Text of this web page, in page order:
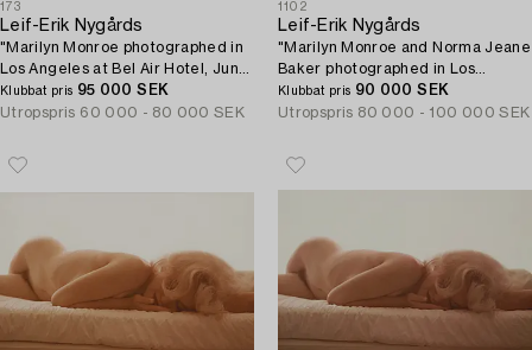
173
Leif-Erik Nygårds
"Marilyn Monroe photographed in
Los Angeles at Bel Air Hotel, June
27th 1962".
Klubbat pris 95 000 SEK
Utropspris 60 000 - 80 000 SEK
1102
Leif-Erik Nygårds
"Marilyn Monroe and Norma Jeane
Baker photographed in Los
Angeles at Bel Air Hotel, June
27th 1962".
Klubbat pris 90 000 SEK
Utropspris 80 000 - 100 000 SEK